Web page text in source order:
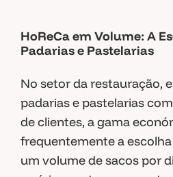
HoReCa em Volume: A
Padarias e Pastelarias
No setor da restauração,
padarias e pastelarias
de clientes, a gama
frequentemente a
um volume de sacos por